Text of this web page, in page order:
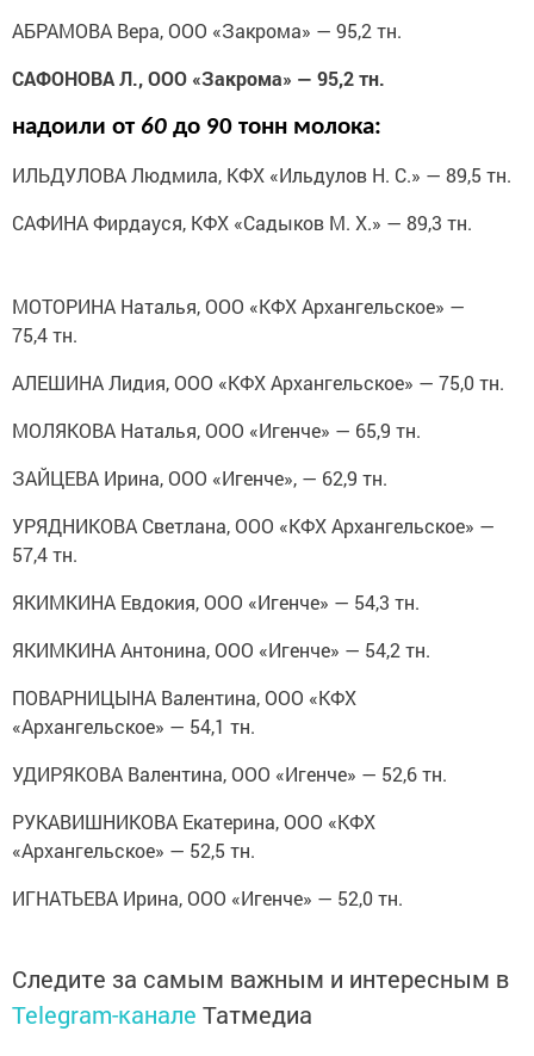
АБРАМОВА Вера, ООО «Закрома» — 95,2 тн.
САФОНОВА Л., ООО «Закрома» — 95,2 тн.
надоили от 60 до 90 тонн молока:
ИЛЬДУЛОВА Людмила, КФХ «Ильдулов Н. С.» — 89,5 тн.
САФИНА Фирдауся, КФХ «Садыков М. Х.» — 89,3 тн.
МОТОРИНА Наталья, ООО «КФХ Архангельское» —
75,4 тн.
АЛЕШИНА Лидия, ООО «КФХ Архангельское» — 75,0 тн.
МОЛЯКОВА Наталья, ООО «Игенче» — 65,9 тн.
ЗАЙЦЕВА Ирина, ООО «Игенче», — 62,9 тн.
УРЯДНИКОВА Светлана, ООО «КФХ Архангельское» —
57,4 тн.
ЯКИМКИНА Евдокия, ООО «Игенче» — 54,3 тн.
ЯКИМКИНА Антонина, ООО «Игенче» — 54,2 тн.
ПОВАРНИЦЫНА Валентина, ООО «КФХ
«Архангельское» — 54,1 тн.
УДИРЯКОВА Валентина, ООО «Игенче» — 52,6 тн.
РУКАВИШНИКОВА Екатерина, ООО «КФХ
«Архангельское» — 52,5 тн.
ИГНАТЬЕВА Ирина, ООО «Игенче» — 52,0 тн.
Следите за самым важным и интересным в
Telegram-канале Татмедиа